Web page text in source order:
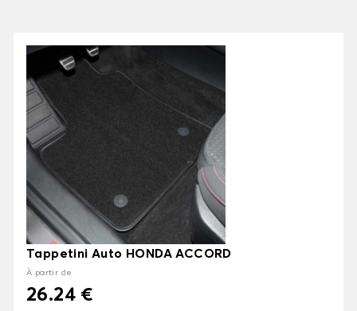
Tappetini Auto HONDA ACCORD
À partir de
26.24 €